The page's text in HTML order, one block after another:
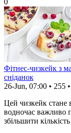
0
Фітнес-чизкейк з
сніданок
26-Jun, 07:00 • 255 •
Цей чизкейк стане
водночас важливо
збільшити